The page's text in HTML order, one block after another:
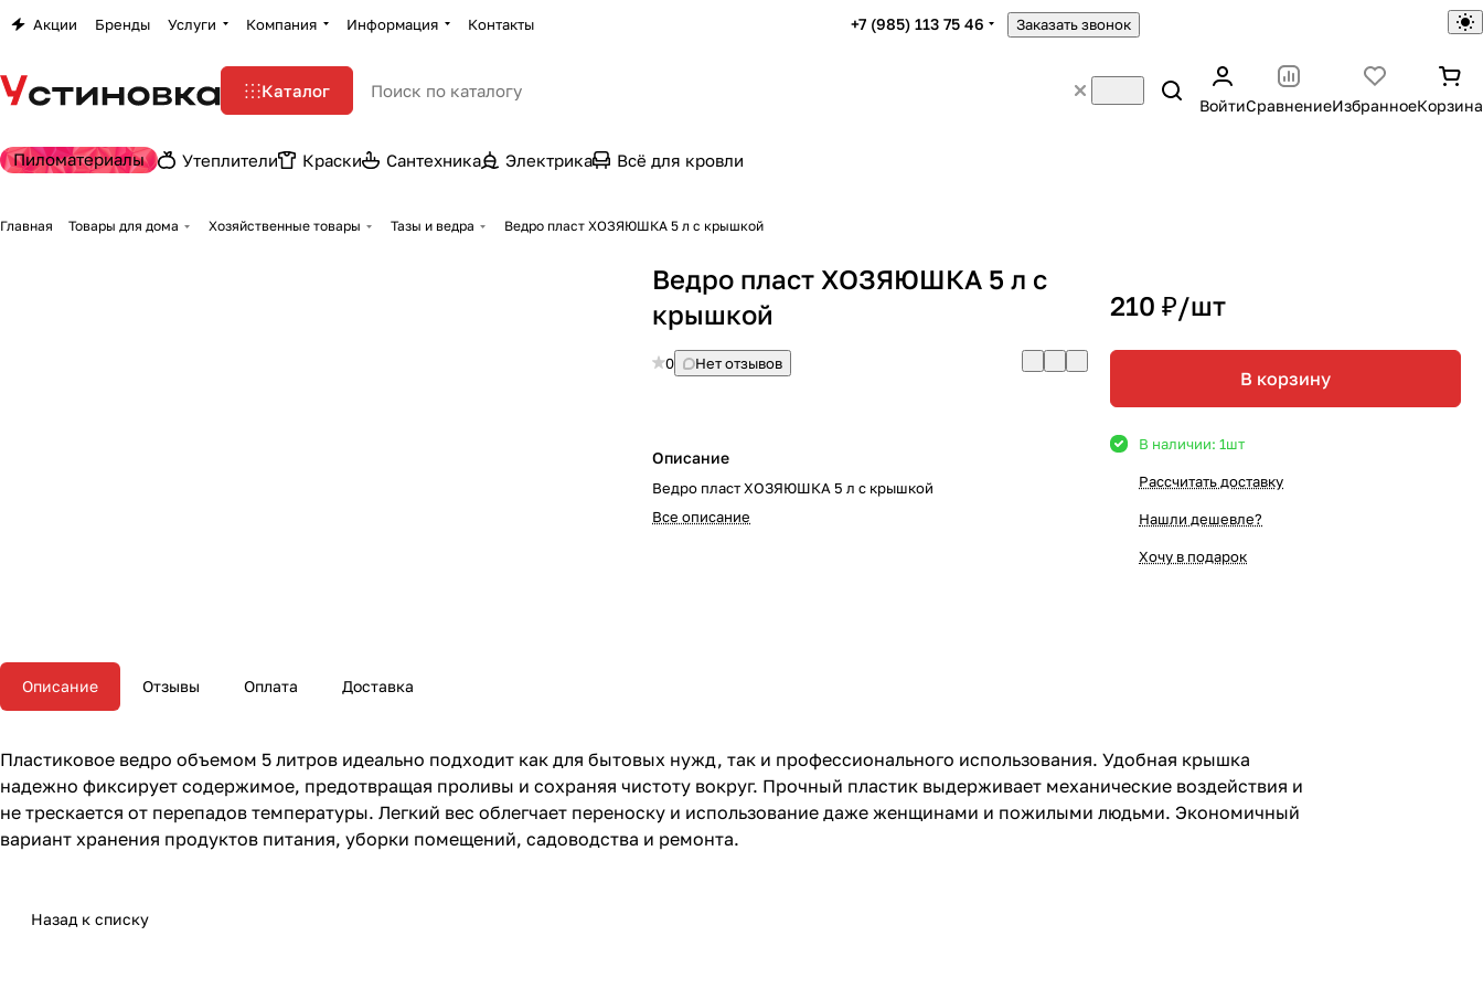
Акции Бренды Услуги Компания Информация Контакты +7 (985) 113 75 46 Заказать звонок
Каталог
ВойтиСравнениеИзбранноеКорзина
Пиломатериалы Утеплители Краски Сантехника Электрика Всё для кровли
Главная Товары для дома Хозяйственные товары Тазы и ведра Ведро пласт ХОЗЯЮШКА 5 л с крышкой
Ведро пласт ХОЗЯЮШКА 5 л с
крышкой
0 Нет отзывов
Описание
Ведро пласт ХОЗЯЮШКА 5 л с крышкой
Все описание
210 ₽/шт
В корзину
В наличии: 1шт
Рассчитать доставку
Нашли дешевле?
Хочу в подарок
Описание Отзывы Оплата Доставка
Пластиковое ведро объемом 5 литров идеально подходит как для бытовых нужд, так и профессионального использования. Удобная крышка
надежно фиксирует содержимое, предотвращая проливы и сохраняя чистоту вокруг. Прочный пластик выдерживает механические воздействия и
не трескается от перепадов температуры. Легкий вес облегчает переноску и использование даже женщинами и пожилыми людьми. Экономичный
вариант хранения продуктов питания, уборки помещений, садоводства и ремонта.
Назад к списку